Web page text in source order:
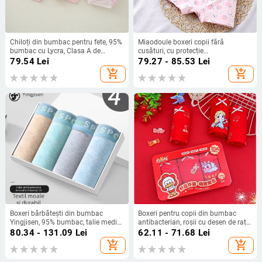
Chiloți din bumbac pentru fete, 95%
bumbac cu Lycra, Clasa A de
siguranță, brand Guona, pentru
vârsta 3–8 ani, set de 4 bucăți,
cusătură la zona inghinală: 4 ace, 6
79.54Lei
add_shopping_cart
Miaodoule boxeri copii fără
cusături, cu protecție
antibacteriană, 95% bumbac, 5%
elastan, pentru băieți și fete, set de
3 buc., vârsta 3–8 ani (100–140
79.27 - 85.53 Lei
add_shopping_cart
Boxeri bărbătești din bumbac
Yingjisen, 95% bumbac, talie medie,
pentru copii de peste 8 ani (peste
140 cm), cusături cu patru ace, 6
fibre, clasificare de siguranță A
80.34 - 131.09 Lei
add_shopping_cart
Boxeri pentru copii din bumbac
antibacterian, roșii cu desen de rață
drăguță, unisex, stil de Anul Nou,
pentru vârsta 3–8 ani (100–140
cm)
62.11 - 71.68 Lei
add_shopping_cart